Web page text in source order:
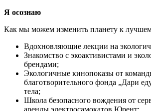
Я осознаю
Как мы можем изменить планету к
Вдохновляющие лекции на
Знакомство с экоактивистами и
брендами;
Экологичные кинопоказы от
благотворительного фонда „Дари
тела;
Школа безопасного вождения от
аренды электросамокатов Юрент;